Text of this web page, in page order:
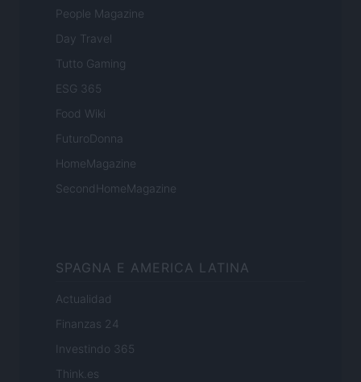
People Magazine
Day Travel
Tutto Gaming
ESG 365
Food Wiki
FuturoDonna
HomeMagazine
SecondHomeMagazine
SPAGNA E AMERICA LATINA
Actualidad
Finanzas 24
Investindo 365
Think.es